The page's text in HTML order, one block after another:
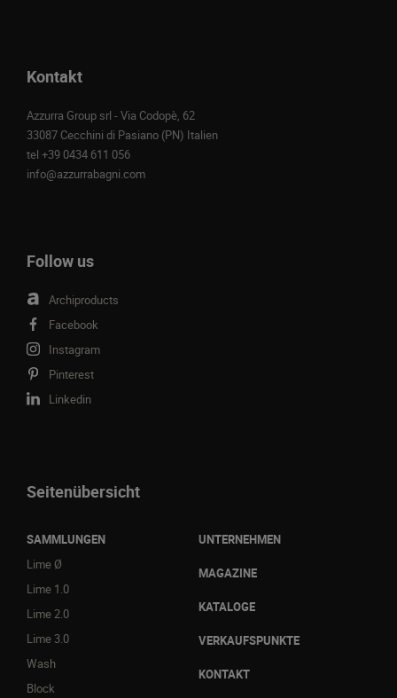
Kontakt
Azzurra Group srl - Via Codopè, 62
33087 Cecchini di Pasiano (PN) Italien
tel +39 0434 611 056
info@azzurrabagni.com
Follow us
Archiproducts
Facebook
Instagram
Pinterest
Linkedin
Seitenübersicht
SAMMLUNGEN
Lime Ø
Lime 1.0
Lime 2.0
Lime 3.0
Wash
Block
UNTERNEHMEN
MAGAZINE
KATALOGE
VERKAUFSPUNKTE
KONTAKT